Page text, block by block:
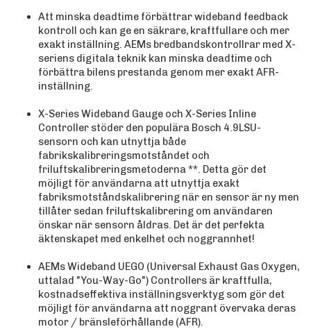
Att minska deadtime förbättrar wideband feedback
kontroll och kan ge en säkrare, kraftfullare och mer
exakt inställning. AEMs bredbandskontrollrar med X-
seriens digitala teknik kan minska deadtime och
förbättra bilens prestanda genom mer exakt AFR-
inställning.
X-Series Wideband Gauge och X-Series Inline
Controller stöder den populära Bosch 4.9LSU-
sensorn och kan utnyttja både
fabrikskalibreringsmotståndet och
friluftskalibreringsmetoderna **. Detta gör det
möjligt för användarna att utnyttja exakt
fabriksmotståndskalibrering när en sensor är ny men
tillåter sedan friluftskalibrering om användaren
önskar när sensorn åldras. Det är det perfekta
äktenskapet med enkelhet och noggrannhet!
AEMs Wideband UEGO (Universal Exhaust Gas Oxygen,
uttalad "You-Way-Go") Controllers är kraftfulla,
kostnadseffektiva inställningsverktyg som gör det
möjligt för användarna att noggrant övervaka deras
motor / bränsleförhållande (AFR).